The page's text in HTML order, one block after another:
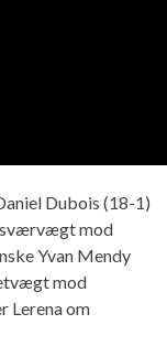
Dubois (18-1)
sværvægt mod
Yvan Mendy
mod
Lerena om